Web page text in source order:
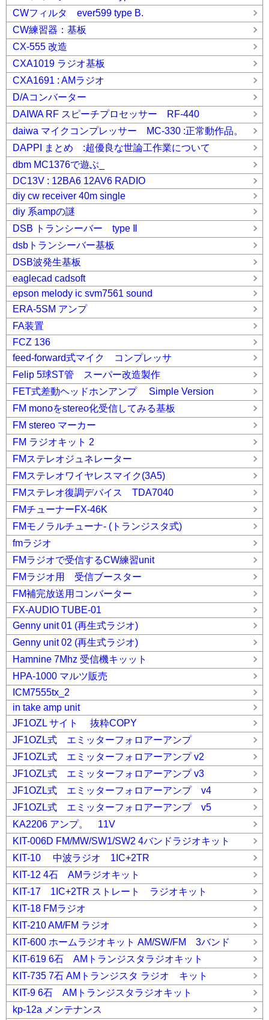
CWフィルタ ever599 type B.
CW練習器：基板
CX-555 改造
CXA1019 ラジオ基板
CXA1691 : AMラジオ
D/Aコンバーター
DAIWA RF スピーチプロセッサー RF-440
daiwa マイクコンプレッサー MC-330 :正常動作品。
DAPPI まとめ :超優良な世論工作業について
dbm MC1376で遊ぶ_
DC13V : 12BA6 12AV6 RADIO
diy cw receiver 40m single
diy 系ampの謎
DSB トランシーバー type Ⅱ
dsbトランシーバー基板
DSB波発生基板
eaglecad cadsoft
epson melody ic svm7561 sound
ERA-5SM アンプ
FA装置
FCZ 136
feed-forward式マイク コンプレッサ
Felip 5球ST管 スーパー改造製作
FET式差動ヘッドホンアンプ Simple Version
FM monoをstereo化受信してみる基板
FM stereo マーカー
FM ラジオキット 2
FMステレオジュネレーター
FMステレオワイヤレスマイク(3A5)
FMステレオ復調デバイス TDA7040
FMチューナーFX-46K
FMモノラルチューナ- (トランジスタ式)
fmラジオ
FMラジオで受信するCW練習unit
FMラジオ用 受信ブースター
FM補完放送用コンバーター
FX-AUDIO TUBE-01
Genny unit 01 (再生式ラジオ)
Genny unit 02 (再生式ラジオ)
Hamnine 7Mhz 受信機キッット
HPA-1000 マルツ販売
ICM7555tx_2
in take amp unit
JF1OZL サイト 抜粋COPY
JF1OZL式 エミッターフォロアーアンプ
JF1OZL式 エミッターフォロアーアンプ v2
JF1OZL式 エミッターフォロアーアンプ v3
JF1OZL式 エミッターフォロアーアンプ v4
JF1OZL式 エミッターフォロアーアンプ v5
KA2206 アンプ。 11V
KIT-006D FM/MW/SW1/SW2 4バンドラジオキット
KIT-10 中波ラジオ 1IC+2TR
KIT-12 4石 AMラジオキット
KIT-17 1IC+2TR ストレート ラジオキット
KIT-18 FMラジオ
KIT-210 AM/FM ラジオ
KIT-600 ホームラジオキット AM/SW/FM 3バンド
KIT-619 6石 AMトランジスタラジオキット
KIT-735 7石 AMトランジスタ ラジオ キット
KIT-9 6石 AMトランジスタラジオキット
kp-12a メンテナンス